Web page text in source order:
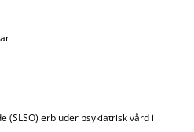
(SLSO) erbjuder psykiatrisk vård i